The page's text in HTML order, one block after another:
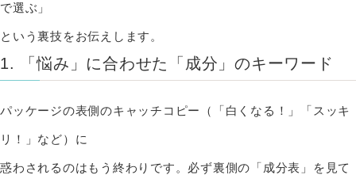
で選ぶ」
という裏技をお伝えします。
1. 「悩み」に合わせた「成分」のキーワード
パッケージの表側のキャッチコピー（「白くなる！」「スッキ
リ！」など）に
惑わされるのはもう終わりです。必ず裏側の「成分表」を見て